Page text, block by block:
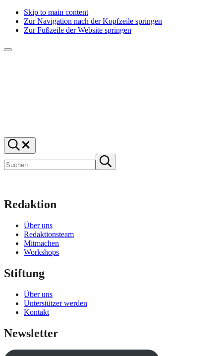
Skip to main content
Zur Navigation nach der Kopfzeile springen
Zur Fußzeile der Website springen
Menü
f1rstlife
Und
was
denkst
du?
Suchen
…
Suche
starten
Redaktion
Über uns
Redaktionsteam
Mitmachen
Workshops
Stiftung
Über uns
Unterstützer werden
Kontakt
Newsletter